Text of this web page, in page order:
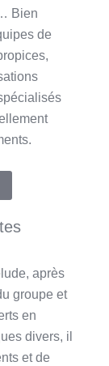
Bien
de
après
groupe et
en
divers, il
et de